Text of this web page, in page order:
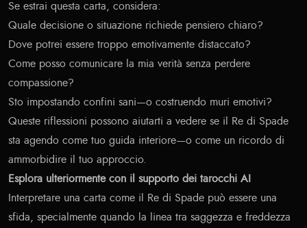
Se estrai questa carta, considera:
Quale decisione o situazione richiede pensiero chiaro?
Dove potrei essere troppo emotivamente distaccato?
Come posso comunicare la mia verità senza perdere
compassione?
Sto impostando confini sani—o costruendo muri emotivi?
Queste riflessioni possono aiutarti a vedere se il Re di Spade
sta agendo come tuo guida interiore—o come un ricordo di
ammorbidire il tuo approccio.
Esplora ulteriormente con il supporto dei tarocchi AI
Interpretare una carta come il Re di Spade può essere una
sfida, specialmente quando la linea tra saggezza e freddezza